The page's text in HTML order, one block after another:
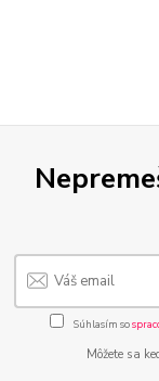
Súhlasím so
Môžete sa